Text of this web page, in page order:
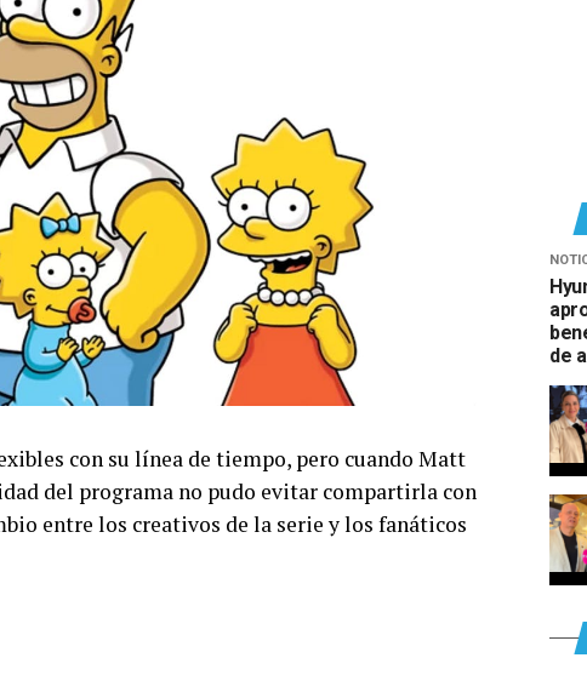
con su línea de tiempo, pero cuando Matt
del programa no pudo evitar compartirla con
entre los creativos de la serie y los fanáticos
de